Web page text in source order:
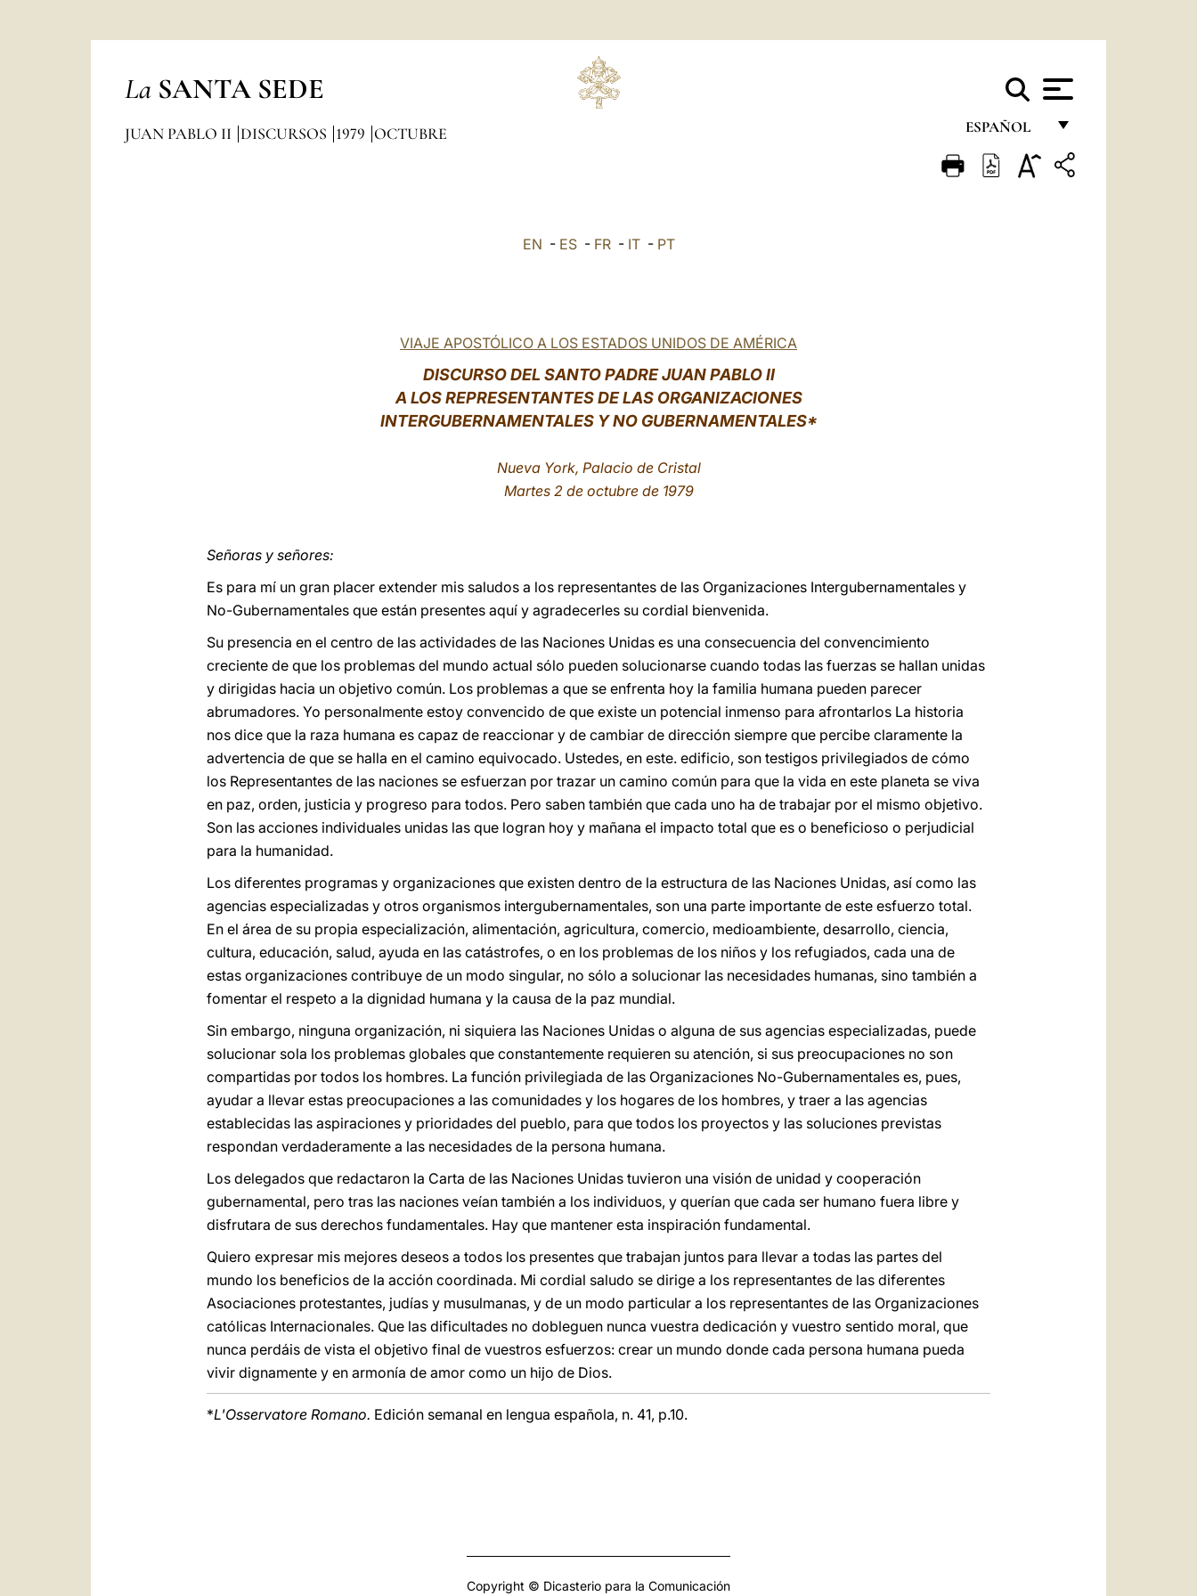
La SANTA SEDE
ESPAÑOL
FRANÇAIS
JUAN PABLO II DISCURSOS 1979 OCTUBRE
EN - ES- FR- IT- PT
VIAJE APOSTÓLICO A LOS ESTADOS UNIDOS DE AMÉRICA
DISCURSO DEL SANTO PADRE JUAN PABLO II
A LOS REPRESENTANTES DE LAS ORGANIZACIONES
INTERGUBERNAMENTALES Y NO GUBERNAMENTALES*
Nueva York, Palacio de Cristal
Martes 2 de octubre de 1979
Señoras y señores:
Es para mí un gran placer extender mis saludos a los representantes de las Organizaciones Intergubernamentales y
No-Gubernamentales que están presentes aquí y agradecerles su cordial bienvenida.
Su presencia en el centro de las actividades de las Naciones Unidas es una consecuencia del convencimiento
creciente de que los problemas del mundo actual sólo pueden solucionarse cuando todas las fuerzas se hallan unidas
y dirigidas hacia un objetivo común. Los problemas a que se enfrenta hoy la familia humana pueden parecer
abrumadores. Yo personalmente estoy convencido de que existe un potencial inmenso para afrontarlos La historia
nos dice que la raza humana es capaz de reaccionar y de cambiar de dirección siempre que percibe claramente la
advertencia de que se halla en el camino equivocado. Ustedes, en este. edificio, son testigos privilegiados de cómo
los Representantes de las naciones se esfuerzan por trazar un camino común para que la vida en este planeta se viva
en paz, orden, justicia y progreso para todos. Pero saben también que cada uno ha de trabajar por el mismo objetivo.
Son las acciones individuales unidas las que logran hoy y mañana el impacto total que es o beneficioso o perjudicial
para la humanidad.
Los diferentes programas y organizaciones que existen dentro de la estructura de las Naciones Unidas, así como las
agencias especializadas y otros organismos intergubernamentales, son una parte importante de este esfuerzo total.
En el área de su propia especialización, alimentación, agricultura, comercio, medioambiente, desarrollo, ciencia,
cultura, educación, salud, ayuda en las catástrofes, o en los problemas de los niños y los refugiados, cada una de
estas organizaciones contribuye de un modo singular, no sólo a solucionar las necesidades humanas, sino también a
fomentar el respeto a la dignidad humana y la causa de la paz mundial.
Sin embargo, ninguna organización, ni siquiera las Naciones Unidas o alguna de sus agencias especializadas, puede
solucionar sola los problemas globales que constantemente requieren su atención, si sus preocupaciones no son
compartidas por todos los hombres. La función privilegiada de las Organizaciones No-Gubernamentales es, pues,
ayudar a llevar estas preocupaciones a las comunidades y los hogares de los hombres, y traer a las agencias
establecidas las aspiraciones y prioridades del pueblo, para que todos los proyectos y las soluciones previstas
respondan verdaderamente a las necesidades de la persona humana.
Los delegados que redactaron la Carta de las Naciones Unidas tuvieron una visión de unidad y cooperación
gubernamental, pero tras las naciones veían también a los individuos, y querían que cada ser humano fuera libre y
disfrutara de sus derechos fundamentales. Hay que mantener esta inspiración fundamental.
Quiero expresar mis mejores deseos a todos los presentes que trabajan juntos para llevar a todas las partes del
mundo los beneficios de la acción coordinada. Mi cordial saludo se dirige a los representantes de las diferentes
Asociaciones protestantes, judías y musulmanas, y de un modo particular a los representantes de las Organizaciones
católicas Internacionales. Que las dificultades no dobleguen nunca vuestra dedicación y vuestro sentido moral, que
nunca perdáis de vista el objetivo final de vuestros esfuerzos: crear un mundo donde cada persona humana pueda
vivir dignamente y en armonía de amor como un hijo de Dios.
*L'Osservatore Romano. Edición semanal en lengua española, n. 41, p.10.
Copyright © Dicasterio para la Comunicación